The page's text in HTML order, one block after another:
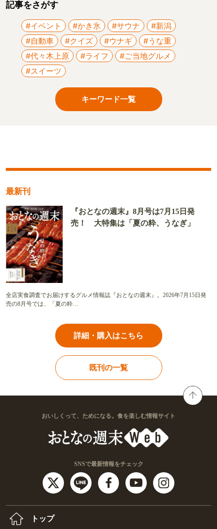
記事をさがす
#イベント #かき氷 #サウナ
#新潟
#自動車
#クイズ #ウナギ
#うな重
#代々木上原
#ライフ
#ご当地グルメ
#スイーツ
キーワード一覧
最新刊
『おとなの週末』8月号は7月15日発
売！ 大特集は「夏の粋、うなぎ」
全店実食調査でお届けするグルメ情報誌『おとなの週末』。2026年7月15日発
売の8月号では、「夏の粋…
詳細・購入はこちら
既刊の一覧
おいしくって、ためになる。食を楽しむ情報サイト
SNSで最新情報をチェック
トップ